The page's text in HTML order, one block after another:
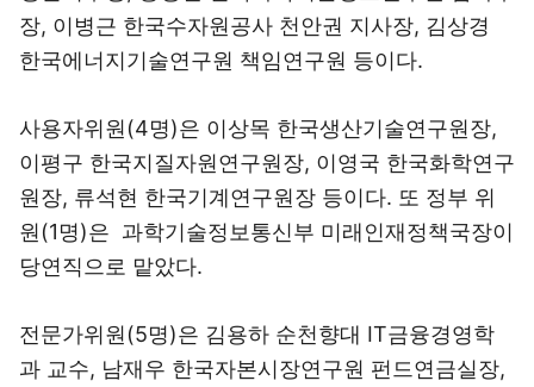
장, 이병근 한국수자원공사 천안권 지사장, 김상경
한국에너지기술연구원 책임연구원 등이다.
사용자위원(4명)은 이상목 한국생산기술연구원장,
이평구 한국지질자원연구원장, 이영국 한국화학연구
원장, 류석현 한국기계연구원장 등이다. 또 정부 위
원(1명)은 과학기술정보통신부 미래인재정책국장이
당연직으로 맡았다.
전문가위원(5명)은 김용하 순천향대 IT금융경영학
과 교수, 남재우 한국자본시장연구원 펀드연금실장,